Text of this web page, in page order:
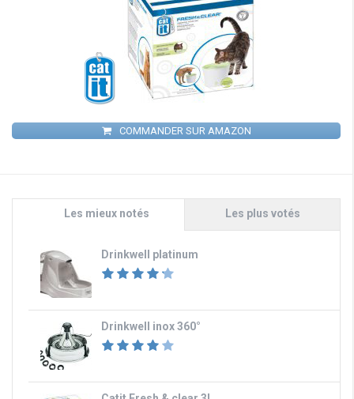
COMMANDER SUR AMAZON
Les mieux notés Les plus votés
Drinkwell platinum
Drinkwell inox 360°